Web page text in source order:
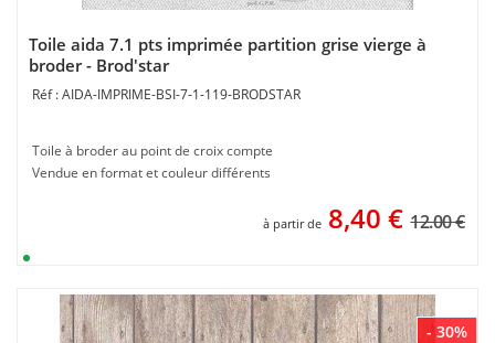
Toile aida 7.1 pts imprimée partition grise vierge à
broder - Brod'star
AIDA-IMPRIME-BSI-7-1-119-BRODSTAR
Toile à broder au point de croix compte
Vendue en format et couleur différents
à partir de 8,40 € 12.00 €
- 30%